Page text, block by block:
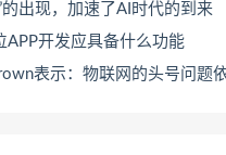
的出现，加速了AI时代的到来
APP开发应具备什么功能
表示：物联网的头号问题